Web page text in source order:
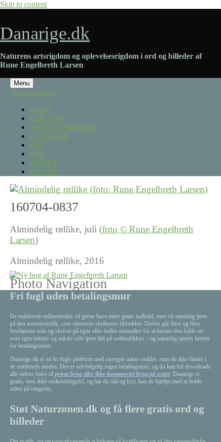
Skip to content
Danarige.dk
Naturens artsrigdom og oplevelsesrigdom i ord og billeder af
Rune Engelbreth Larsen
Menu
Skip to content
HJEM
UDLAND
NATUROMRÅDER
ARTIKLER
OM
SØG
ANDET
GRATIS
160704-0837
Almindelig røllike, juli (foto © Rune Engelbreth
Larsen)
Almindelig røllike, 2016
Photo Navigation
Fri fugl uden betalingsmur
De etablerede onlinemedier vil gerne have mere gratis indhold, men vil samtidig tjene
på den annoncetrafik, som ulønnede skribenter tiltrækker. Derfor går flere og flere
freelancere solo og skriver på egne eller fælles netmedier for at bevare den fulde ret
over egne tekster og måske selv tjene lidt på webtrafikken – og samtidig spares læsere
for betalingsmure.
Danarige.dk er en fri fugls platform med særegne natur-vinkler, som du ikke finder i
de etablerede medier. Der er selvfølgelig ingen betalingsmur, og du kan frit downloade
alle sidens fotos til privat brug eller ikke-kommerciel brug på nettet. Danarige er
gratis, men ikke omkostningsfri, og har du råd og lyst, kan du hjælpe med at holde
siden på vingerne.
Støt Naturzonen.dk og få flere gratis ord og
billeder